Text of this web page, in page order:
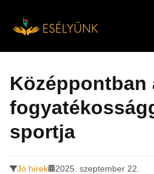
tartalomra
Középpontban
sportja
Jó hírek 2025. szeptember 22.